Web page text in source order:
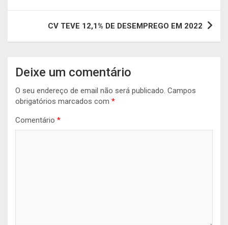
artigos
CV TEVE 12,1% DE DESEMPREGO EM 2022
Deixe um comentário
O seu endereço de email não será publicado. Campos
obrigatórios marcados com *
Comentário *